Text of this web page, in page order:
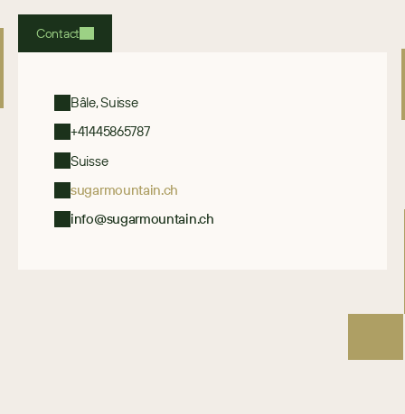
Contact
Bâle, Suisse
+41445865787
Suisse
sugarmountain.ch
info@sugarmountain.ch